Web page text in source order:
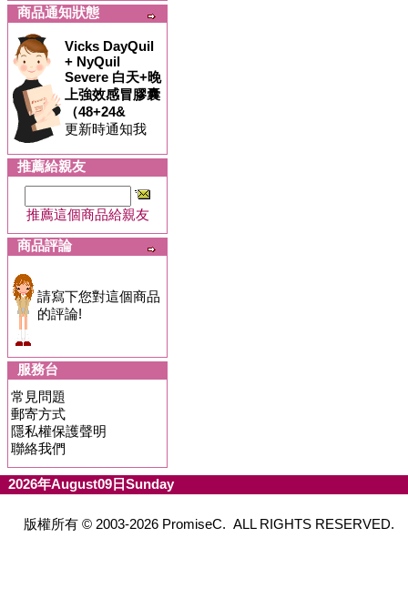
商品通知狀態
Vicks DayQuil
+ NyQuil
Severe 白天+晚
上強效感冒膠囊
（48+24&
更新時通知我
推薦給親友
推薦這個商品給親友
商品評論
請寫下您對這個商品
的評論!
服務台
常見問題
郵寄方式
隱私權保護聲明
聯絡我們
2026年August09日Sunday
版權所有 © 2003-2026 PromiseC. ALL RIGHTS RESERVED.